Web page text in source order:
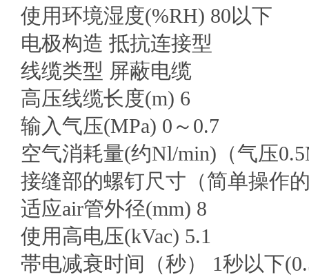
使用环境湿度(%RH) 80以下
电极构造 抵抗连接型
线缆类型 屏蔽电缆
高压线缆长度(m) 6
输入气压(MPa) 0～0.7
空气消耗量(约Nl/min)（气压
接缝部的螺钉尺寸（简单操作
适应air管外径(mm) 8
使用高电压(kVac) 5.1
帯电减衰时间（秒） 1秒以下